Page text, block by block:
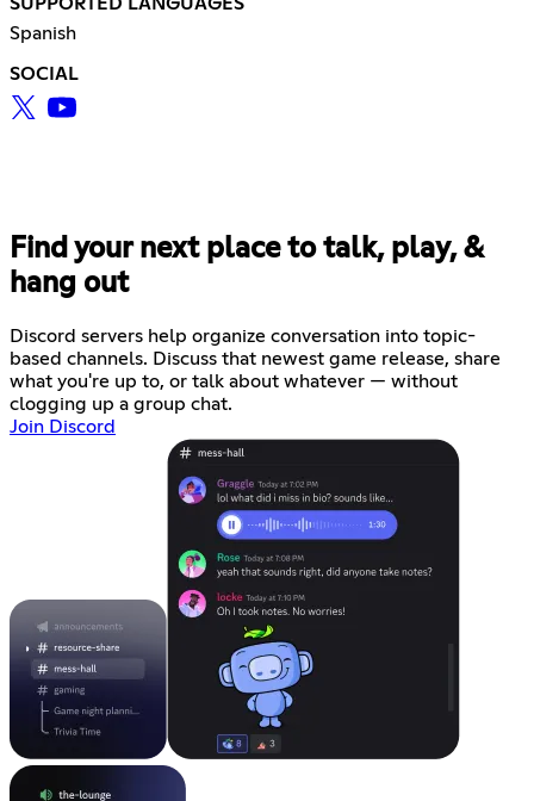
SUPPORTED LANGUAGES
Spanish
SOCIAL
Find your next place to talk, play, &
hang out
Discord servers help organize conversation into topic-
based channels. Discuss that newest game release, share
what you're up to, or talk about whatever — without
clogging up a group chat.
Join Discord